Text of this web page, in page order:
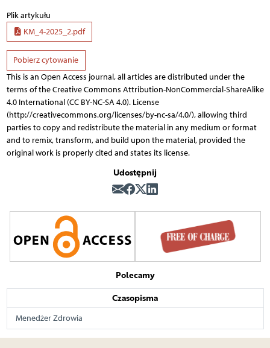
Plik artykułu
KM_4-2025_2.pdf
Pobierz cytowanie
This is an Open Access journal, all articles are distributed under the
terms of the Creative Commons Attribution-NonCommercial-ShareAlike
4.0 International (CC BY-NC-SA 4.0). License
(http://creativecommons.org/licenses/by-nc-sa/4.0/), allowing third
parties to copy and redistribute the material in any medium or format
and to remix, transform, and build upon the material, provided the
original work is properly cited and states its license.
Udostępnij
Polecamy
Czasopisma
Menedżer Zdrowia